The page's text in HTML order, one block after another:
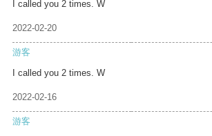
I called you 2 times. W
2022-02-20
游客
I called you 2 times. W
2022-02-16
游客